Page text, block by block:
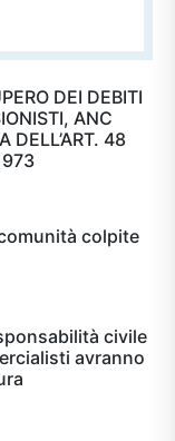
DEI DEBITI
ANC
DELL’ART. 48
colpite
civile
avranno